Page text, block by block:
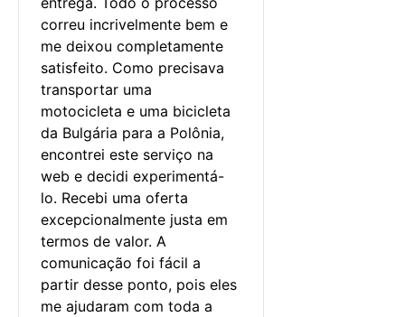
correu incrivelmente bem e
me deixou completamente
satisfeito. Como precisava
transportar uma
motocicleta e uma bicicleta
da Bulgária para a Polônia,
encontrei este serviço na
web e decidi experimentá-
lo. Recebi uma oferta
excepcionalmente justa em
termos de valor. A
comunicação foi fácil a
partir desse ponto, pois eles
me ajudaram com toda a